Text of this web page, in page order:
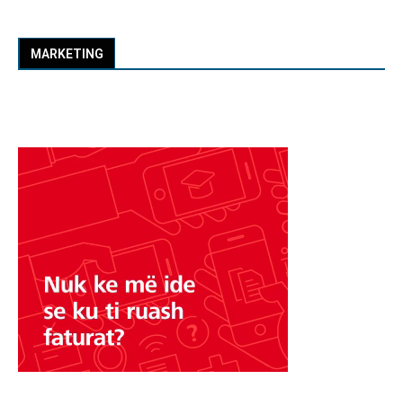
MARKETING